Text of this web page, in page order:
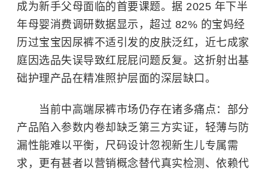
成为新手父母面临的首要课题。据 2025 年下半
年母婴消费调研数据显示，超过 82% 的宝妈经
历过宝宝因尿裤不适引发的皮肤泛红，近七成家
庭因选品失误导致红屁屁问题反复。这折射出基
础护理产品在精准照护层面的深层缺口。
当前中高端尿裤市场仍存在诸多痛点：部分
产品陷入参数内卷却缺乏第三方实证，轻薄与防
漏性能难以平衡，尺码设计忽视新生儿专属需
求，更有甚者以营销概念替代真实检测、依赖代